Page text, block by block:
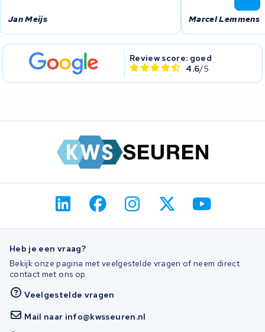
Jan Meijs Marcel Lemmens
Review score: goed
4.6/5
Heb je een vraag?
Bekijk onze pagina met veelgestelde vragen of neem direct
contact met ons op.
Veelgestelde vragen
Mail naar info@kwsseuren.nl